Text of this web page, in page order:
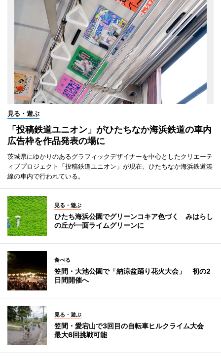
見る・遊ぶ
「投稿鉄道ユニオン」がひたちなか海浜鉄道の車内
広告枠を作品発表の場に
茨城県にゆかりのあるグラフィックデザイナーを中心としたクリエーテ
ィブプロジェクト「投稿鉄道ユニオン」が現在、ひたちなか海浜鉄道湊
線の車内で行われている。
見る・遊ぶ
ひたち海浜公園でグリーンコキア色づく みはらし
の丘が一面ライムグリーンに
食べる
笠間・大池公園で「納涼盆踊り花火大会」 初の2
日間開催へ
見る・遊ぶ
笠間・愛宕山で3回目の自転車ヒルクライム大会
最大6回挑戦可能